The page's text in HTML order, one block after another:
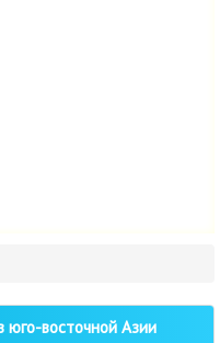
юго-восточной Азии